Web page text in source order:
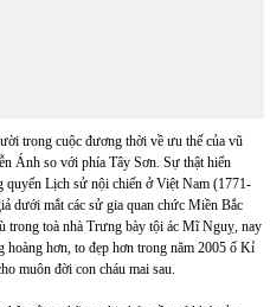
trong cuộc đương thời về ưu thế của vũ
Ánh so với phía Tây Sơn. Sự thật hiển
quyển Lịch sử nội chiến ở Việt Nam (1771-
dưới mắt các sử gia quan chức Miền Bắc
trong toà nhà Trưng bày tội ác Mĩ Nguỵ, nay
hơn, to đẹp hơn trong năm 2005 ố Kỉ
muôn đời con cháu mai sau.